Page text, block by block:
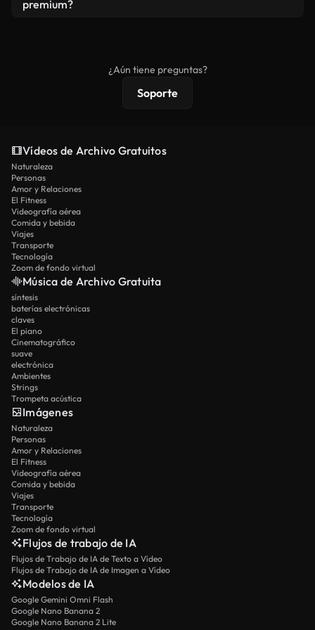
premium?
protecciones de licencia extendidas.
¿Aún tiene preguntas?
Soporte
Vídeos de Archivo Gratuitos
Naturaleza
Personas
Amor y Relaciones
El Fitness
Videografía aérea
Comida y bebida
Viajes
Transporte
Tecnología
Zoom de fondo virtual
Música de Archivo Gratuita
síntesis
baterías electrónicas
claves
El piano
Cinematográfico
suave
electrónica
Ambientes
Strings
Trompeta acústica
Imágenes
Naturaleza
Personas
Amor y Relaciones
El Fitness
Videografía aérea
Comida y bebida
Viajes
Transporte
Tecnología
Zoom de fondo virtual
Flujos de trabajo de IA
Flujos de Trabajo de IA de Texto a Vídeo
Flujos de Trabajo de IA de Imagen a Vídeo
Modelos de IA
Google Gemini Omni Flash
Google Nano Banana 2
Google Nano Banana 2 Lite